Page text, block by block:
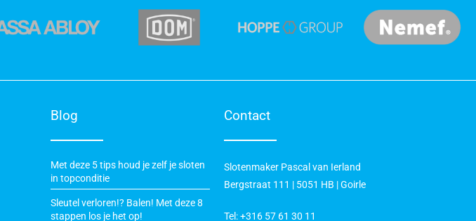
Blog
Met deze 5 tips houd je zelf je sloten
in topconditie
Sleutel verloren!? Balen! Met deze 8
stappen los je het op!
Contact
Slotenmaker Pascal van Ierland
Bergstraat 111 | 5051 HB | Goirle
Tel:+316 57 61 30 11